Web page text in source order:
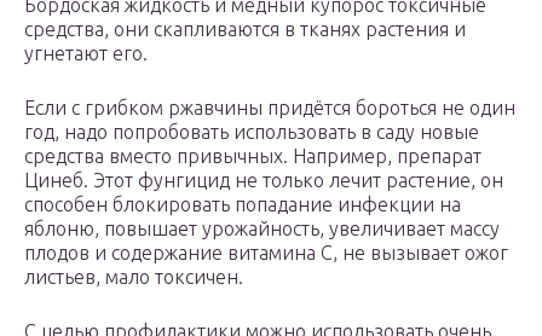
Бордоская жидкость и медный купорос токсичные
средства, они скапливаются в тканях растения и
угнетают его.
Если с грибком ржавчины придётся бороться не один
год, надо попробовать использовать в саду новые
средства вместо привычных. Например, препарат
Цинеб. Этот фунгицид не только лечит растение, он
способен блокировать попадание инфекции на
яблоню, повышает урожайность, увеличивает массу
плодов и содержание витамина С, не вызывает ожог
листьев, мало токсичен.
С целью профилактики можно использовать очень